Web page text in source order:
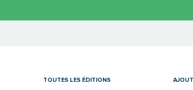
TOUTES LES ÉDITIONS